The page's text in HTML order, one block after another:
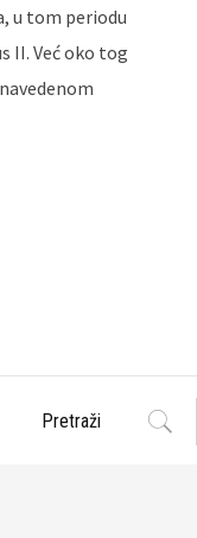
u tom periodu
II. Već oko tog